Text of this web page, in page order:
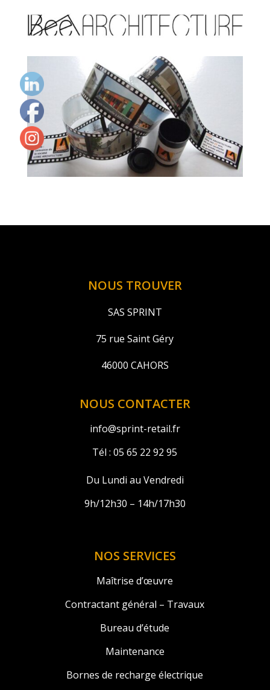
NOUS TROUVER
SAS SPRINT
75 rue Saint Géry
46000 CAHORS
NOUS CONTACTER
info@sprint-retail.fr
Tél : 05 65 22 92 95
Du Lundi au Vendredi
9h/12h30 – 14h/17h30
NOS SERVICES
Maîtrise d’œuvre
Contractant général – Travaux
Bureau d’étude
Maintenance
Bornes de recharge électrique